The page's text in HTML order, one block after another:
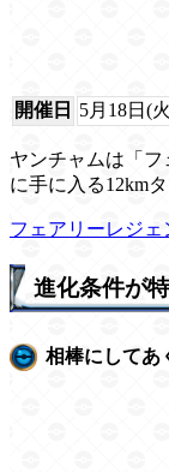
開催日 5月18日(
ヤンチャムは「
に手に入る12km
フェアリーレジ
進化条件が
相棒にしてあ